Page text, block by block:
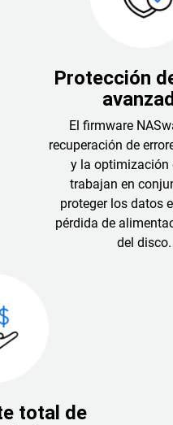
Protección
El firmware
recuperación de
y la optimización
trabajan en
proteger los datos
pérdida de
del disco.
total de